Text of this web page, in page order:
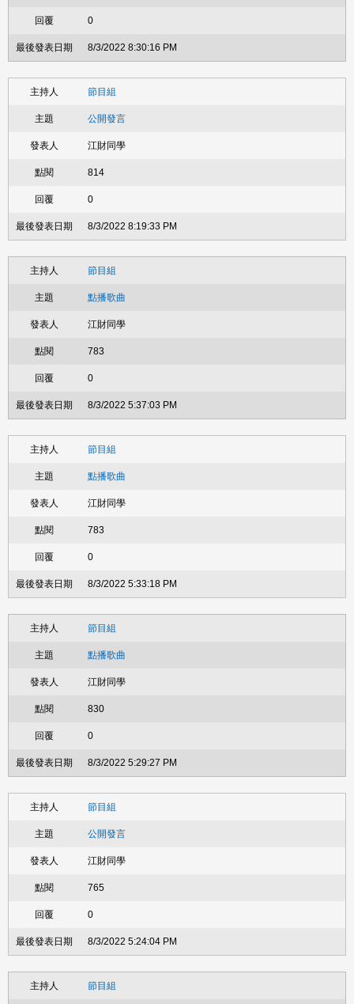
0
8/3/2022 8:30:16 PM
節目組
公開發言
江財同學
814
0
8/3/2022 8:19:33 PM
節目組
點播歌曲
江財同學
783
0
8/3/2022 5:37:03 PM
節目組
點播歌曲
江財同學
783
0
8/3/2022 5:33:18 PM
節目組
點播歌曲
江財同學
830
0
8/3/2022 5:29:27 PM
節目組
公開發言
江財同學
765
0
8/3/2022 5:24:04 PM
節目組